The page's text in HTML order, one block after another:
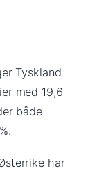
Tyskland
med 19,6
både
har